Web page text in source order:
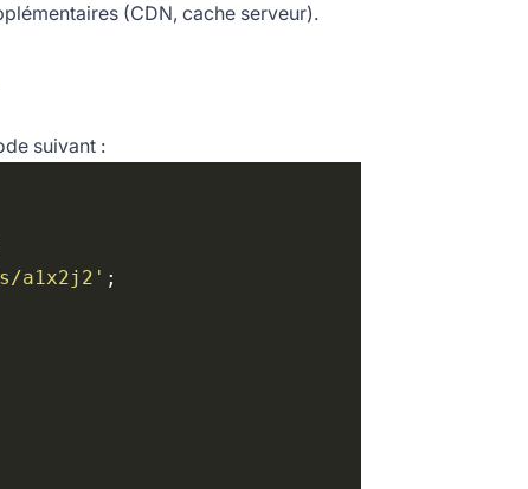
(CDN, cache serveur).
suivant :
a1x2j2'